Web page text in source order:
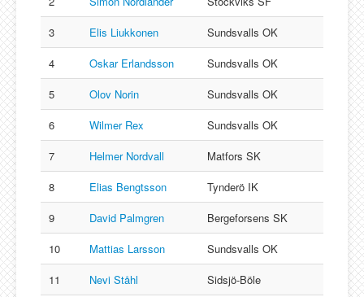
3
Elis Liukkonen
Sundsvalls OK
4
Oskar Erlandsson
Sundsvalls OK
5
Olov Norin
Sundsvalls OK
6
Wilmer Rex
Sundsvalls OK
7
Helmer Nordvall
Matfors SK
8
Elias Bengtsson
Tynderö IK
9
David Palmgren
Bergeforsens SK
10
Mattias Larsson
Sundsvalls OK
11
Nevi Ståhl
Sidsjö-Böle